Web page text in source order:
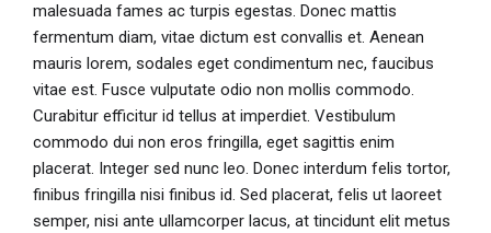
malesuada fames ac turpis egestas. Donec mattis
fermentum diam, vitae dictum est convallis et. Aenean
mauris lorem, sodales eget condimentum nec, faucibus
vitae est. Fusce vulputate odio non mollis commodo.
Curabitur efficitur id tellus at imperdiet. Vestibulum
commodo dui non eros fringilla, eget sagittis enim
placerat. Integer sed nunc leo. Donec interdum felis tortor,
finibus fringilla nisi finibus id. Sed placerat, felis ut laoreet
semper, nisi ante ullamcorper lacus, at tincidunt elit metus